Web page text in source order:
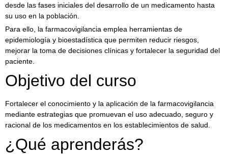
desde las fases iniciales del desarrollo de un medicamento hasta
su uso en la población.
Para ello, la farmacovigilancia emplea herramientas de
epidemiología y bioestadística que permiten reducir riesgos,
mejorar la toma de decisiones clínicas y fortalecer la seguridad del
paciente.
Objetivo del curso
Fortalecer el conocimiento y la aplicación de la farmacovigilancia
mediante estrategias que promuevan el uso adecuado, seguro y
racional de los medicamentos en los establecimientos de salud.
¿Qué aprenderás?